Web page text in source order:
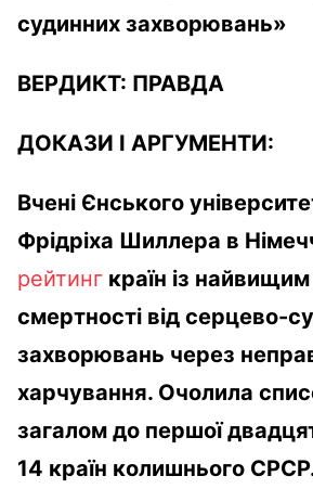
судинних захворювань»
ВЕРДИКТ: ПРАВДА
ДОКАЗИ І АРГУМЕНТИ:
Вчені Єнського
Фрідріха Шиллера в
рейтинг країн із
смертності від серцево-
захворювань через
харчування. Очолила
загалом до першої
14 країн колишнього